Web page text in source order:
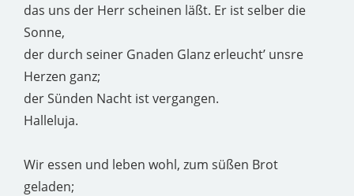
das uns der Herr scheinen läßt. Er ist selber die
Sonne,
der durch seiner Gnaden Glanz erleucht’ unsre
Herzen ganz;
der Sünden Nacht ist vergangen.
Halleluja.
Wir essen und leben wohl, zum süßen Brot
geladen;